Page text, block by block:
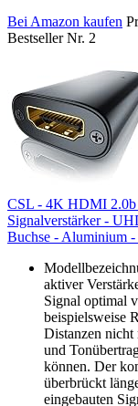
Bei Amazon kaufen
Bestseller Nr. 2
CSL - 4K HDMI 2.0b
Signalverstärker -
Buchse - Aluminium
aktiver
Signal optimal
beispielsweise
Distanzen
und
können. Der
überbrückt
eingebauten